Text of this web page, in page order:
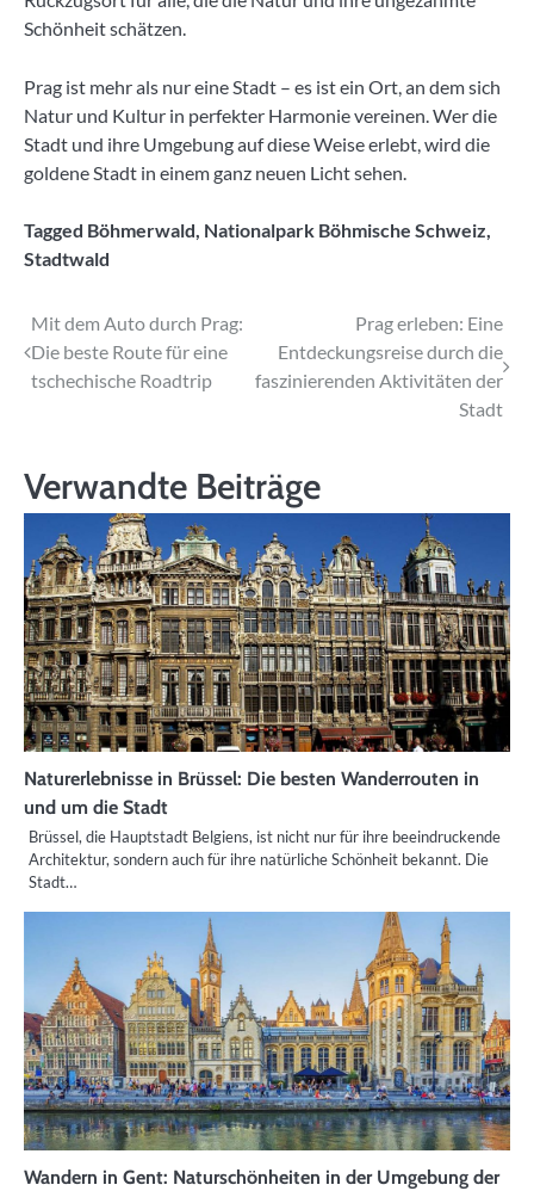
Schönheit schätzen.
Prag ist mehr als nur eine Stadt – es ist ein Ort, an dem sich
Natur und Kultur in perfekter Harmonie vereinen. Wer die
Stadt und ihre Umgebung auf diese Weise erlebt, wird die
goldene Stadt in einem ganz neuen Licht sehen.
Tagged Böhmerwald Nationalpark Böhmische Schweiz
Stadtwald
Beitragsnavigation
Mit dem Auto durch Prag:
Die beste Route für eine
tschechische Roadtrip
Prag erleben: Eine
Entdeckungsreise durch die
faszinierenden Aktivitäten der
Stadt
Verwandte Beiträge
Naturerlebnisse in Brüssel: Die besten Wanderrouten in
und um die Stadt
Brüssel, die Hauptstadt Belgiens, ist nicht nur für ihre beeindruckende
Architektur, sondern auch für ihre natürliche Schönheit bekannt. Die
Stadt…
Wandern in Gent: Naturschönheiten in der Umgebung der